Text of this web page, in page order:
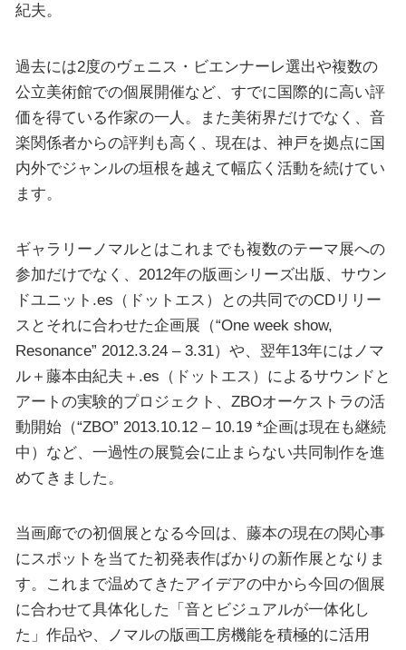
紀夫。
過去には2度のヴェニス・ビエンナーレ選出や複数の
公立美術館での個展開催など、すでに国際的に高い評
価を得ている作家の一人。また美術界だけでなく、音
楽関係者からの評判も高く、現在は、神戸を拠点に国
内外でジャンルの垣根を越えて幅広く活動を続けてい
ます。
ギャラリーノマルとはこれまでも複数のテーマ展への
参加だけでなく、2012年の版画シリーズ出版、サウン
ドユニット.es（ドットエス）との共同でのCDリリー
スとそれに合わせた企画展（“One week show,
Resonance” 2012.3.24 – 3.31）や、翌年13年にはノマ
ル＋藤本由紀夫＋.es（ドットエス）によるサウンドと
アートの実験的プロジェクト、ZBOオーケストラの活
動開始（“ZBO” 2013.10.12 – 10.19 *企画は現在も継続
中）など、一過性の展覧会に止まらない共同制作を進
めてきました。
当画廊での初個展となる今回は、藤本の現在の関心事
にスポットを当てた初発表作ばかりの新作展となりま
す。これまで温めてきたアイデアの中から今回の個展
に合わせて具体化した「音とビジュアルが一体化し
た」作品や、ノマルの版画工房機能を積極的に活用